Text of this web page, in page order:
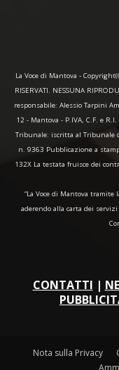
La Voce di Mantova -
RISERVATI. NESSUNA
responsabile: Alessio Tarpini
12 - Mantova - P.IVA, C.F. e
Tribunale: iscritta al Tribunale
n. 9363 Pubblicazione a
132X La testata fruisce dei
“La Voce di Mantova
aderendo alla carta dei
CONTATTI |
Nota sulla Privacy